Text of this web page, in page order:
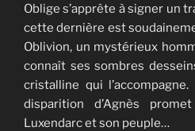
Oblige s’apprête à signer un
cette dernière est
Oblivion, un mystérieux
connaît ses sombres
cristalline qui
disparition d’Agnès
Luxendarc et son peuple…